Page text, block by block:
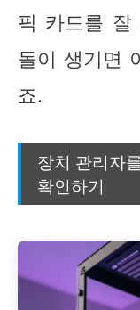
픽 카드를 잘
돌이 생기면
죠.
장치 관리자
확인하기